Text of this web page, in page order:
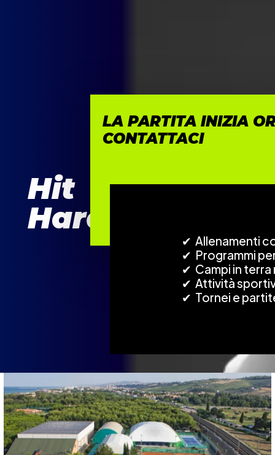
Hit
Hard
LA PARTITA INIZIA
CONTATTACI
✔ Allenamenti
✔ Programmi
✔ Campi in
✔ Attività
✔ Tornei e